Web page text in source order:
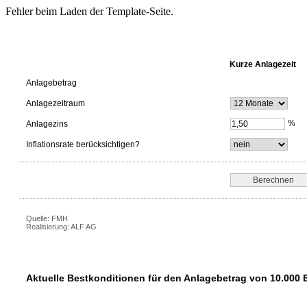
Fehler beim Laden der Template-Seite.
Kurze Anlagezeit
Anlagebetrag
Anlagezeitraum
Anlagezins %
Inflationsrate berücksichtigen?
Quelle: FMH
Realisierung: ALF AG
Aktuelle Bestkonditionen für den Anlagebetrag von 10.000